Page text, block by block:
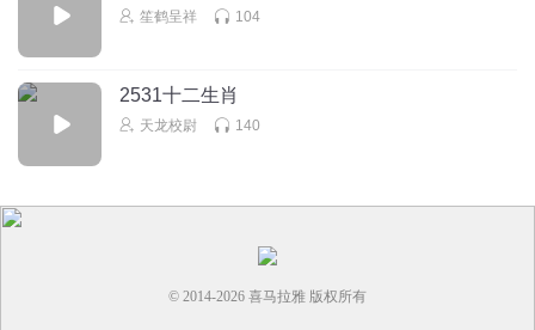
笙鹤呈祥 104
2531十二生肖
天龙校尉 140
© 2014-2026 喜马拉雅 版权所有